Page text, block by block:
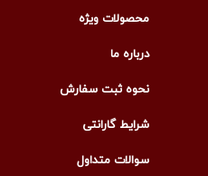
محصولات ویژه
درباره ما
نحوه ثبت سفارش
شرایط گارانتی
سوالات متداول